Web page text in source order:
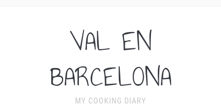
VAL EN
BARCELONA
MY COOKING DIARY